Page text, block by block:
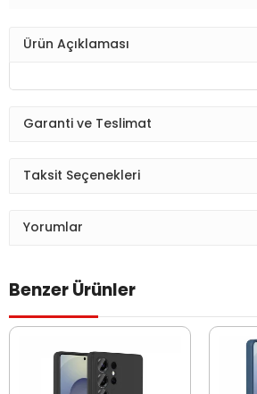
Ürün Açıklaması
Garanti ve Teslimat
Taksit Seçenekleri
Yorumlar
Benzer Ürünler